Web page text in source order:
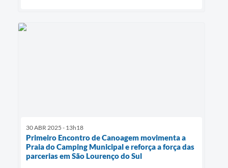
30 ABR 2025 - 13h18
Primeiro Encontro de Canoagem movimenta a
Praia do Camping Municipal e reforça a força das
parcerias em São Lourenço do Sul